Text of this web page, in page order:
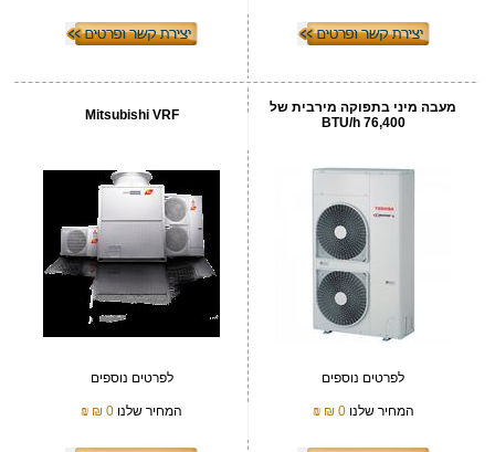
מעבה מיני בתפוקה מירבית של
76,400 BTU/h
לפרטים נוספים
המחיר שלנו0 ₪
₪
Mitsubishi VRF
לפרטים נוספים
המחיר שלנו 0 ₪
₪